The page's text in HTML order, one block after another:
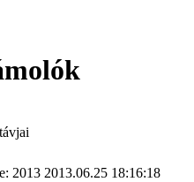
2013 2013.06.25 18:16:18